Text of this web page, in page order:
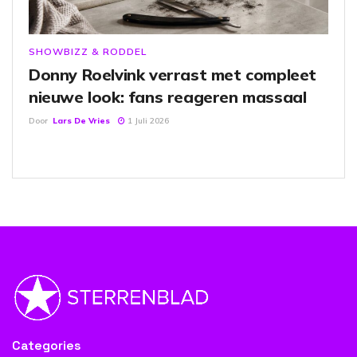
SHOWBIZZ & RODDEL
Donny Roelvink verrast met compleet
nieuwe look: fans reageren massaal
Door Lars De Vries 1 Juli 2026
Categories